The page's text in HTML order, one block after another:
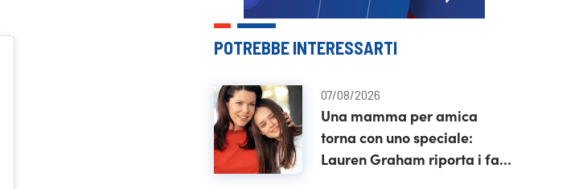
POTREBBE INTERESSARTI
07/08/2026
Una mamma per amica
torna con uno speciale:
Lauren Graham riporta i fan